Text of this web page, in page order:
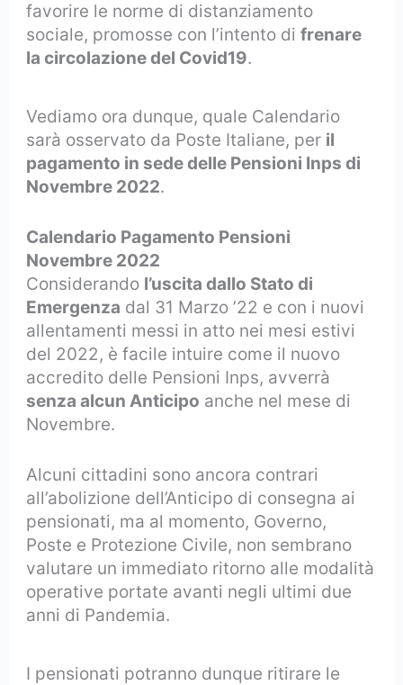
favorire le norme di distanziamento
sociale, promosse con l’intento difrenare
la circolazione del Covid19.
Vediamo ora dunque, quale Calendario
sarà osservato da Poste Italiane, per il
pagamento in sede delle Pensioni Inps di
Novembre 2022.
Calendario Pagamento Pensioni
Novembre 2022
Considerando l’uscita dallo Stato di
Emergenza dal 31 Marzo ’22 e con i nuovi
allentamenti messi in atto nei mesi estivi
del 2022, è facile intuire come il nuovo
accredito delle Pensioni Inps, avverrà
senza alcun Anticipo anche nel mese di
Novembre.
Alcuni cittadini sono ancora contrari
all’abolizione dell’Anticipo di consegna ai
pensionati, ma al momento, Governo,
Poste e Protezione Civile, non sembrano
valutare un immediato ritorno alle modalità
operative portate avanti negli ultimi due
anni di Pandemia.
I pensionati potranno dunque ritirare le